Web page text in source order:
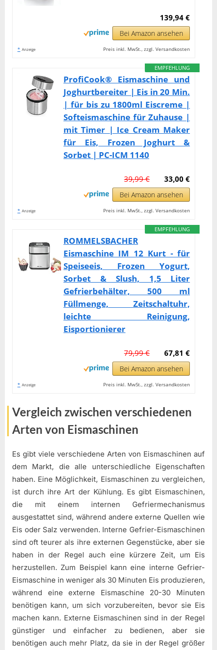
139,94 €
Bei Amazon ansehen
* Anzeige Preis inkl. MwSt., zzgl. Versandkosten
EMPFEHLUNG
ProfiCook® Eismaschine und
Joghurtbereiter | Eis in 20 Min.
| für bis zu 1800ml Eiscreme |
Softeismaschine für Zuhause |
mit Timer | Ice Cream Maker
für Eis, Frozen Joghurt &
Sorbet | PC-ICM 1140
33,00 €
39,99 €
Bei Amazon ansehen
* Anzeige Preis inkl. MwSt., zzgl. Versandkosten
EMPFEHLUNG
ROMMELSBACHER
Eismaschine IM 12 Kurt - für
Speiseeis, Frozen Yogurt,
Sorbet & Slush, 1,5 Liter
Gefrierbehälter, 500 ml
Füllmenge, Zeitschaltuhr,
leichte Reinigung,
Eisportionierer
67,81 €
79,99 €
Bei Amazon ansehen
* Anzeige Preis inkl. MwSt., zzgl. Versandkosten
Vergleich zwischen verschiedenen
Arten von Eismaschinen
Es gibt viele verschiedene Arten von Eismaschinen auf
dem Markt, die alle unterschiedliche Eigenschaften
haben. Eine Möglichkeit, Eismaschinen zu vergleichen,
ist durch ihre Art der Kühlung. Es gibt Eismaschinen,
die mit einem internen Gefriermechanismus
ausgestattet sind, während andere externe Quellen wie
Eis oder Salz verwenden. Interne Gefrier-Eismaschinen
sind oft teurer als ihre externen Gegenstücke, aber sie
haben in der Regel auch eine kürzere Zeit, um Eis
herzustellen. Zum Beispiel kann eine interne Gefrier-
Eismaschine in weniger als 30 Minuten Eis produzieren,
während eine externe Eismaschine 20-30 Minuten
benötigen kann, um sich vorzubereiten, bevor sie Eis
machen kann. Externe Eismaschinen sind in der Regel
günstiger und einfacher zu bedienen, aber sie
benötigen auch mehr Platz, da sie in der Regel größer